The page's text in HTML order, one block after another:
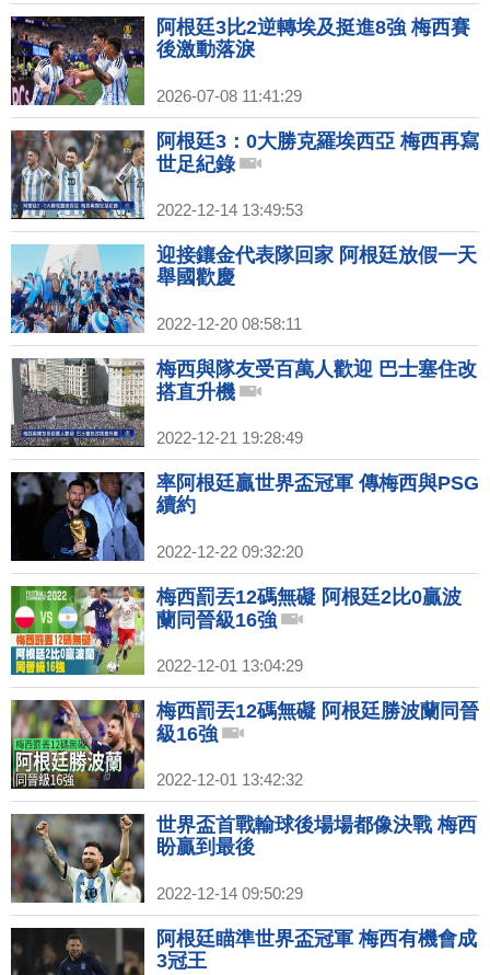
阿根廷3比2逆轉埃及挺進8強 梅西賽
後激動落淚
2026-07-08 11:41:29
阿根廷3：0大勝克羅埃西亞 梅西再寫
世足紀錄
2022-12-14 13:49:53
迎接鑲金代表隊回家 阿根廷放假一天
舉國歡慶
2022-12-20 08:58:11
梅西與隊友受百萬人歡迎 巴士塞住改
搭直升機
2022-12-21 19:28:49
率阿根廷贏世界盃冠軍 傳梅西與PSG
續約
2022-12-22 09:32:20
梅西罰丟12碼無礙 阿根廷2比0贏波
蘭同晉級16強
2022-12-01 13:04:29
梅西罰丟12碼無礙 阿根廷勝波蘭同晉
級16強
2022-12-01 13:42:32
世界盃首戰輸球後場場都像決戰 梅西
盼贏到最後
2022-12-14 09:50:29
阿根廷瞄準世界盃冠軍 梅西有機會成
3冠王